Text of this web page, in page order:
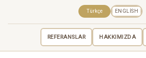
REFERANSLAR HAKKIMIZDA
Türkçe ENGLISH